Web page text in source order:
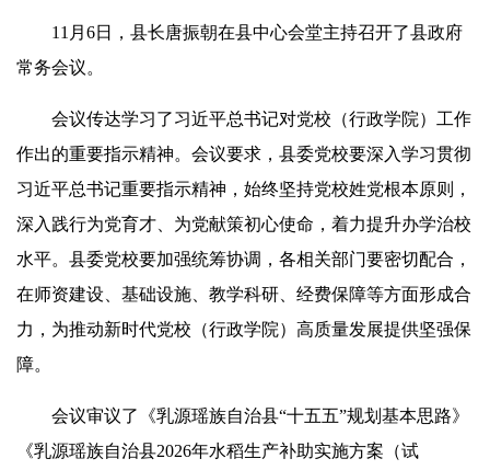
11月6日，县长唐振朝在县中心会堂主持召开了县政府
常务会议。
会议传达学习了习近平总书记对党校（行政学院）工作
作出的重要指示精神。会议要求，县委党校要深入学习贯彻
习近平总书记重要指示精神，始终坚持党校姓党根本原则，
深入践行为党育才、为党献策初心使命，着力提升办学治校
水平。县委党校要加强统筹协调，各相关部门要密切配合，
在师资建设、基础设施、教学科研、经费保障等方面形成合
力，为推动新时代党校（行政学院）高质量发展提供坚强保
障。
会议审议了《乳源瑶族自治县“十五五”规划基本思路》
《乳源瑶族自治县2026年水稻生产补助实施方案（试